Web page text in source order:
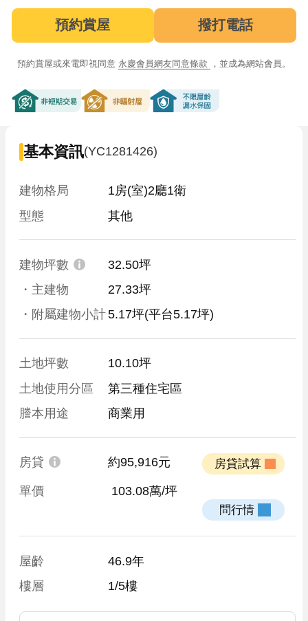
預約賞屋 撥打電話
預約賞屋或來電即視同意 永慶會員網友同意條款 ，並成為網站會員。
基本資訊(YC1281426)
建物格局
1房(室)2廳1衛
型態
其他
建物坪數
32.50坪
・主建物
27.33坪
・附屬建物小計5.17坪(平台5.17坪)
土地坪數
10.10坪
土地使用分區
第三種住宅區
謄本用途
商業用
房貸 約95,916元
單價 103.08萬/坪
屋齡
46.9年
樓層
1/5樓